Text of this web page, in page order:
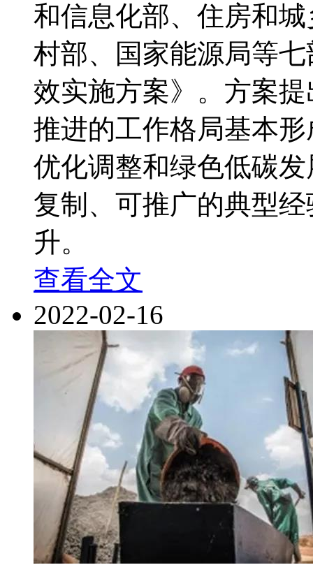
和信息化部、住房和
村部、国家能源局等
效实施方案》。方案
推进的工作格局基本
优化调整和绿色低碳
复制、可推广的典型
升。
查看全文
2022-02-16